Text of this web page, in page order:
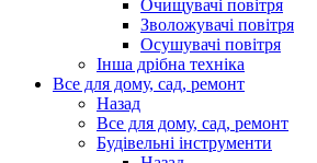
Очищувачі повітря
Зволожувачі повітря
Осушувачі повітря
Інша дрібна техніка
Все для дому, сад, ремонт
Назад
Все для дому, сад, ремонт
Будівельні інструменти